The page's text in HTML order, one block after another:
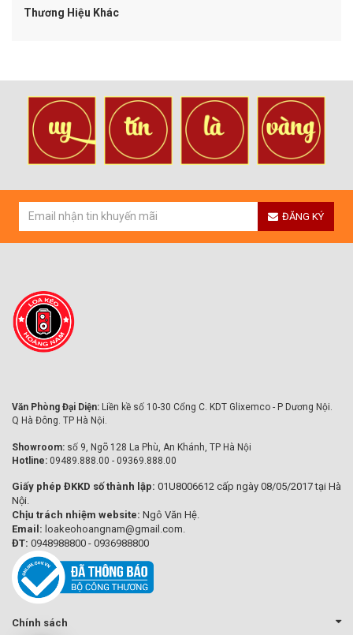
Thương Hiệu Khác
ĐĂNG KÝ
Văn Phòng Đại Diện: Liền kề số 10-30 Cổng C. KDT Glixemco - P Dương Nội.
Q Hà Đông. TP Hà Nội.
Showroom: số 9, Ngõ 128 La Phù, An Khánh, TP Hà Nội
Hotline: 09489.888.00 - 09369.888.00
Giấy phép ĐKKD số thành lập: 01U8006612 cấp ngày 08/05/2017 tại Hà
Nội.
Chịu trách nhiệm website: Ngô Văn Hệ.
Email: loakeohoangnam@gmail.com.
ĐT: 0948988800 - 0936988800
Chính sách